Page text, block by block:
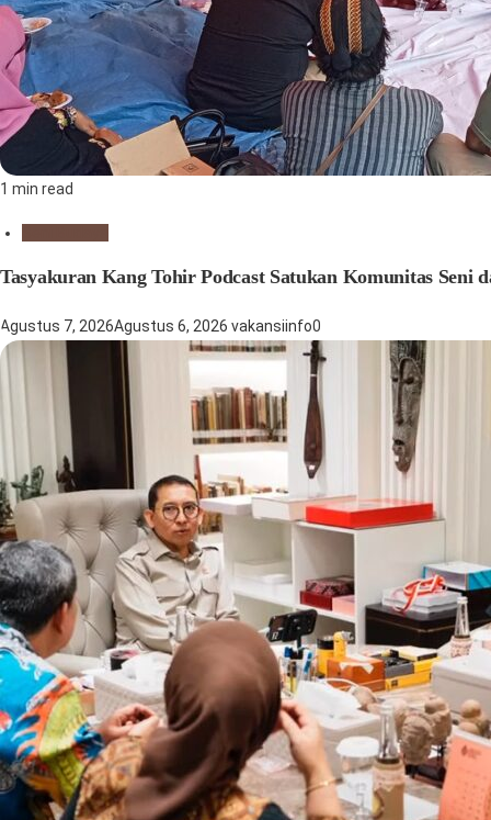
1 min read
Tasyakuran Kang Tohir Podcast Satukan Komunitas Seni
Agustus 7, 2026Agustus 6, 2026 vakansiinfo0